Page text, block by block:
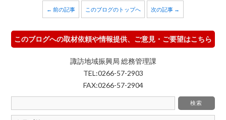
← 前の記事 このブログのトップへ 次の記事 →
このブログへの取材依頼や情報提供、ご意見・ご要望はこちら
諏訪地域振興局 総務管理課
TEL:0266-57-2903
FAX:0266-57-2904